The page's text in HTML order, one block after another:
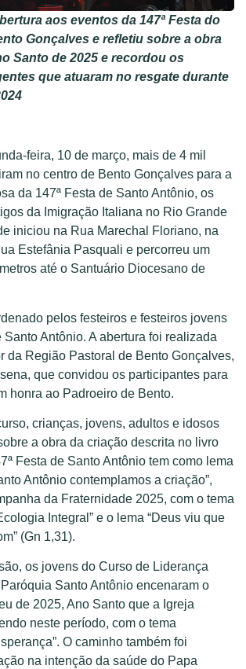
aos eventos da 147ª Festa do
Gonçalves e refletiu sobre a obra
Santo de 2025 e recordou os
que atuaram no resgate durante
feira, 10 de março, mais de 4 mil
no centro de Bento Gonçalves para a
da 147ª Festa de Santo Antônio, os
da Imigração Italiana no Rio Grande
iniciou na Rua Marechal Floriano, na
Estefânia Pasquali e percorreu um
até o Santuário Diocesano de
pelos festeiros e festeiros jovens
Santo Antônio. A abertura foi realizada
da Região Pastoral de Bento Gonçalves,
que convidou os participantes para
honra ao Padroeiro de Bento.
crianças, jovens, adultos e idosos
a obra da criação descrita no livro
Festa de Santo Antônio tem como lema
Antônio contemplamos a criação”,
da Fraternidade 2025, com o tema
Integral” e o lema “Deus viu que
(Gn 1,31).
os jovens do Curso de Liderança
Santo Antônio encenaram o
de 2025, Ano Santo que a Igreja
neste período, com o tema
O caminho também foi
na intenção da saúde do Papa